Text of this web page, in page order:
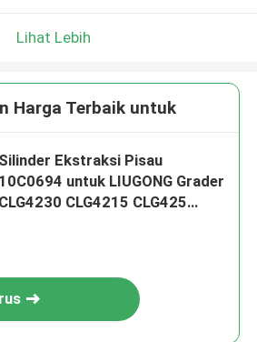
Lihat Lebih
Harga Terbaik untuk
Silinder Ekstraksi Pisau
10C0694 untuk LIUGONG Grader
CLG4230 CLG4215 CLG425